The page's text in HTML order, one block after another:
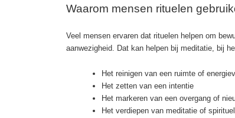
Waarom mensen rituelen
Veel mensen ervaren dat rituelen helpen om
aanwezigheid. Dat kan helpen bij meditatie, bij
Het reinigen van een ruimte of
Het zetten van een intentie
Het markeren van een overgang of
Het verdiepen van meditatie of